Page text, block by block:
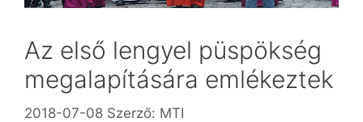
Az első lengyel püspökség
megalapítására emlékeztek
2018-07-08 Szerző: MTI